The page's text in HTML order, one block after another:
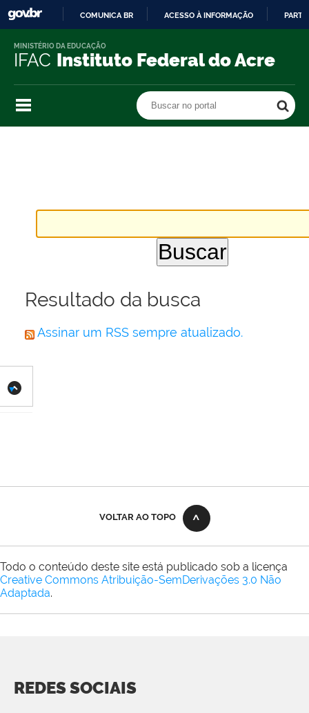
O
COMUNICA BR ACESSO À INFORMAÇÃO
IFAC Instituto Federal do Acre
MINISTÉRIO DA EDUCAÇÃO
Buscar no portal
Resultado da busca
Assinar um RSS sempre atualizado.
VOLTAR AO TOPO
Todo o conteúdo deste site está publicado sob a licença
Creative Commons Atribuição-SemDerivações 3.0 Não
Adaptada.
REDES SOCIAIS